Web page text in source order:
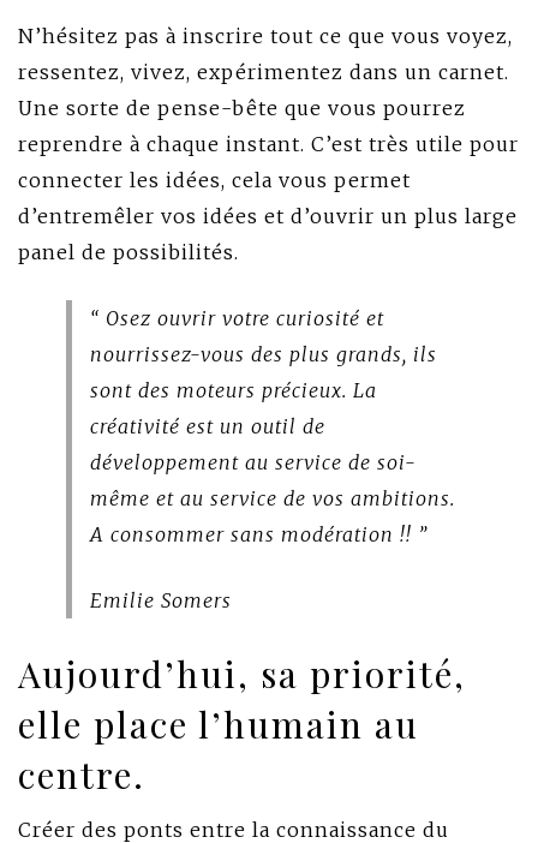
​N’hésitez pas à inscrire tout ce que vous voyez,
ressentez, vivez, expérimentez dans un carnet.
Une sorte de pense-bête que vous pourrez
reprendre à chaque instant. C’est très utile pour
connecter les idées, cela vous permet
d’entremêler vos idées et d’ouvrir un plus large
panel de possibilités.
“ Osez ouvrir votre curiosité et
nourrissez-vous des plus grands, ils
sont des moteurs précieux. La
créativité est un outil de
développement au service de soi-
même et au service de vos ambitions.
A consommer sans modération !! ”
Emilie Somers
Aujourd’hui, sa priorité,
elle place l’humain au
centre.
Créer des ponts entre la connaissance du